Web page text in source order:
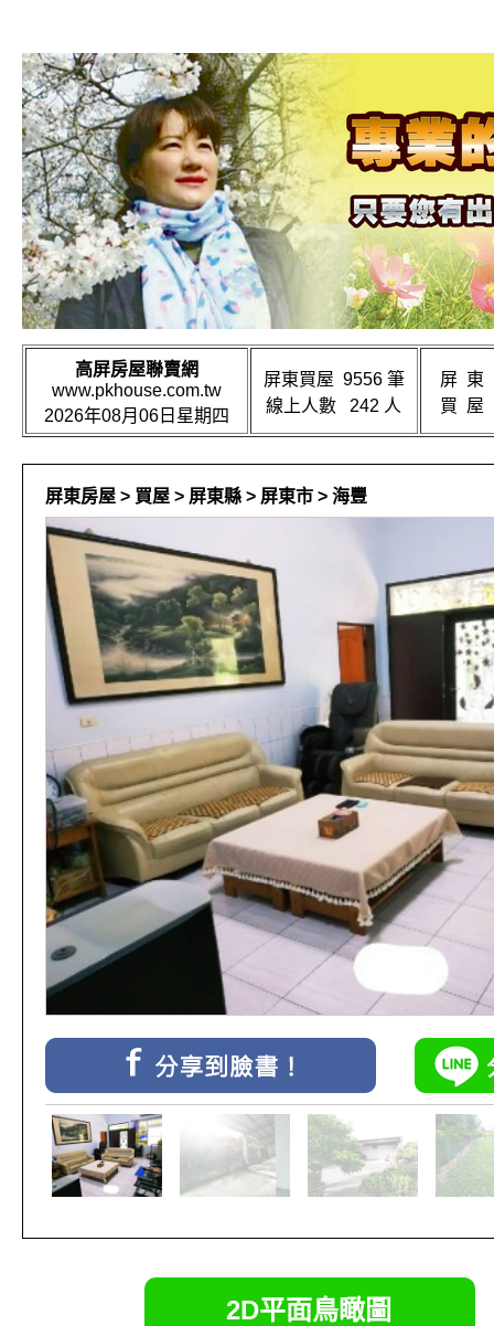
高屏房屋聯賣網
www.pkhouse.com.tw
2026年08月06日星期四
屏東買屋 9556 筆
線上人數 242 人
屏 東
買 屋
屏東房屋 > 買屋 > 屏東縣 > 屏東市 > 海豐
2D平面鳥瞰圖